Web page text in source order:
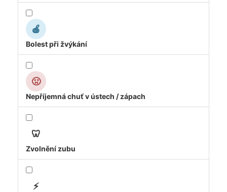
🍎
Bolest při žvýkání
🤢
Nepříjemná chuť v ústech / zápach
🦷
Zvolnění zubu
⚡